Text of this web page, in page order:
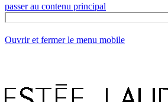
passer au contenu principal
Ouvrir et fermer le menu mobile